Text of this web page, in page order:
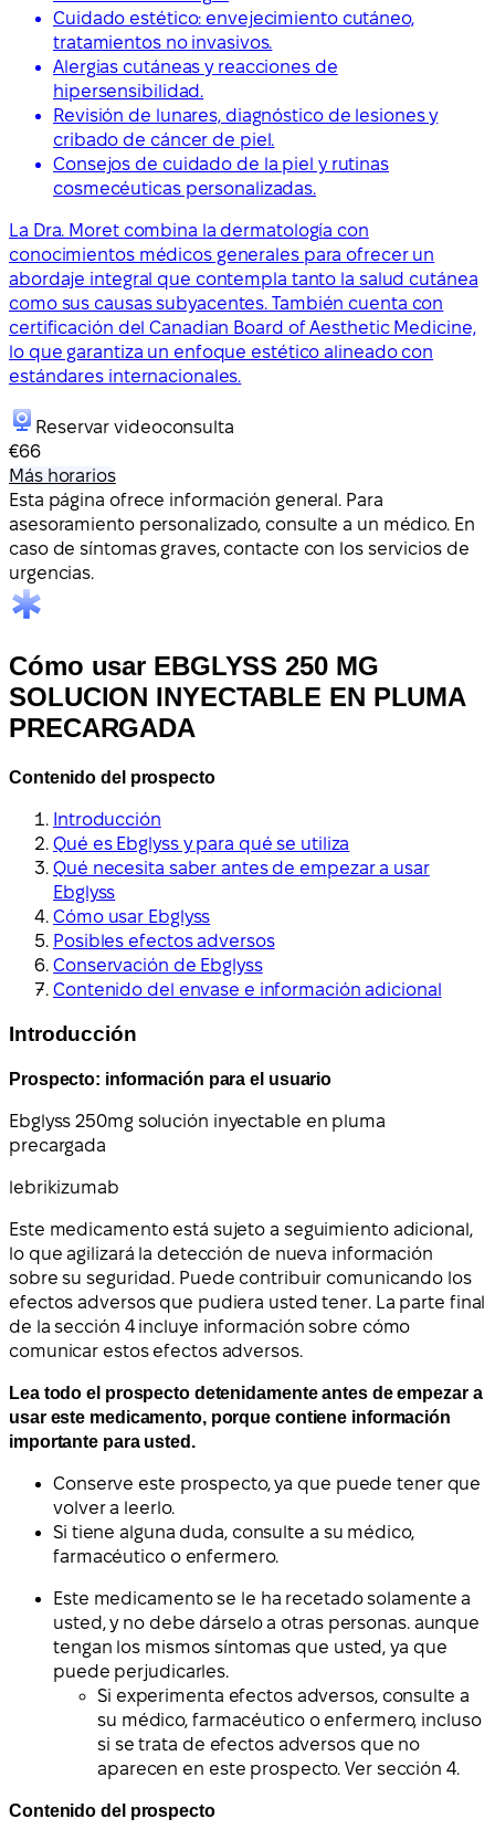
Cuidado estético: envejecimiento cutáneo,
tratamientos no invasivos.
Alergias cutáneas y reacciones de
hipersensibilidad.
Revisión de lunares, diagnóstico de lesiones y
cribado de cáncer de piel.
Consejos de cuidado de la piel y rutinas
cosmecéuticas personalizadas.
La Dra. Moret combina la dermatología con
conocimientos médicos generales para ofrecer un
abordaje integral que contempla tanto la salud cutánea
como sus causas subyacentes. También cuenta con
certificación del Canadian Board of Aesthetic Medicine,
lo que garantiza un enfoque estético alineado con
estándares internacionales.
Reservar videoconsulta
€66
Más horarios
Esta página ofrece información general. Para
asesoramiento personalizado, consulte a un médico. En
caso de síntomas graves, contacte con los servicios de
urgencias.
Cómo usar EBGLYSS 250 MG
SOLUCION INYECTABLE EN PLUMA
PRECARGADA
Contenido del prospecto
Introducción
Qué es Ebglyss y para qué se utiliza
Qué necesita saber antes de empezar a usar
Ebglyss
Cómo usar Ebglyss
Posibles efectos adversos
Conservación de Ebglyss
Contenido del envase e información adicional
Introducción
Prospecto: información para el usuario
Ebglyss 250mg solución inyectable en pluma
precargada
lebrikizumab
Este medicamento está sujeto a seguimiento adicional,
lo que agilizará la detección de nueva información
sobre su seguridad. Puede contribuir comunicando los
efectos adversos que pudiera usted tener. La parte final
de la sección 4 incluye información sobre cómo
comunicar estos efectos adversos.
Lea todo el prospecto detenidamente antes de empezar a
usar este medicamento, porque contiene información
importante para usted.
Conserve este prospecto, ya que puede tener que
volver a leerlo.
Si tiene alguna duda, consulte a su médico,
farmacéutico o enfermero.
Este medicamento se le ha recetado solamente a
usted, y no debe dárselo a otras personas. aunque
tengan los mismos síntomas que usted, ya que
puede perjudicarles.
Si experimenta efectos adversos, consulte a
su médico, farmacéutico o enfermero, incluso
si se trata de efectos adversos que no
aparecen en este prospecto. Ver sección 4.
Contenido del prospecto